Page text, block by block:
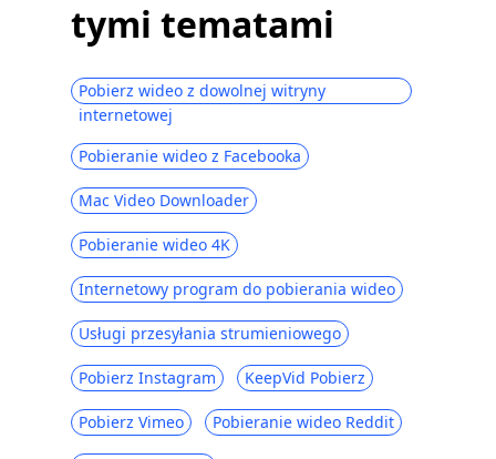
tymi tematami
Pobierz wideo z dowolnej witryny
internetowej
Pobieranie wideo z Facebooka
Mac Video Downloader
Pobieranie wideo 4K
Internetowy program do pobierania wideo
Usługi przesyłania strumieniowego
Pobierz Instagram KeepVid Pobierz
Pobierz Vimeo Pobieranie wideo Reddit